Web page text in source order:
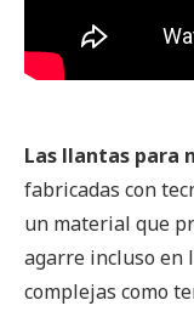
Las llantas para
fabricadas con
un material que
agarre incluso en
complejas como